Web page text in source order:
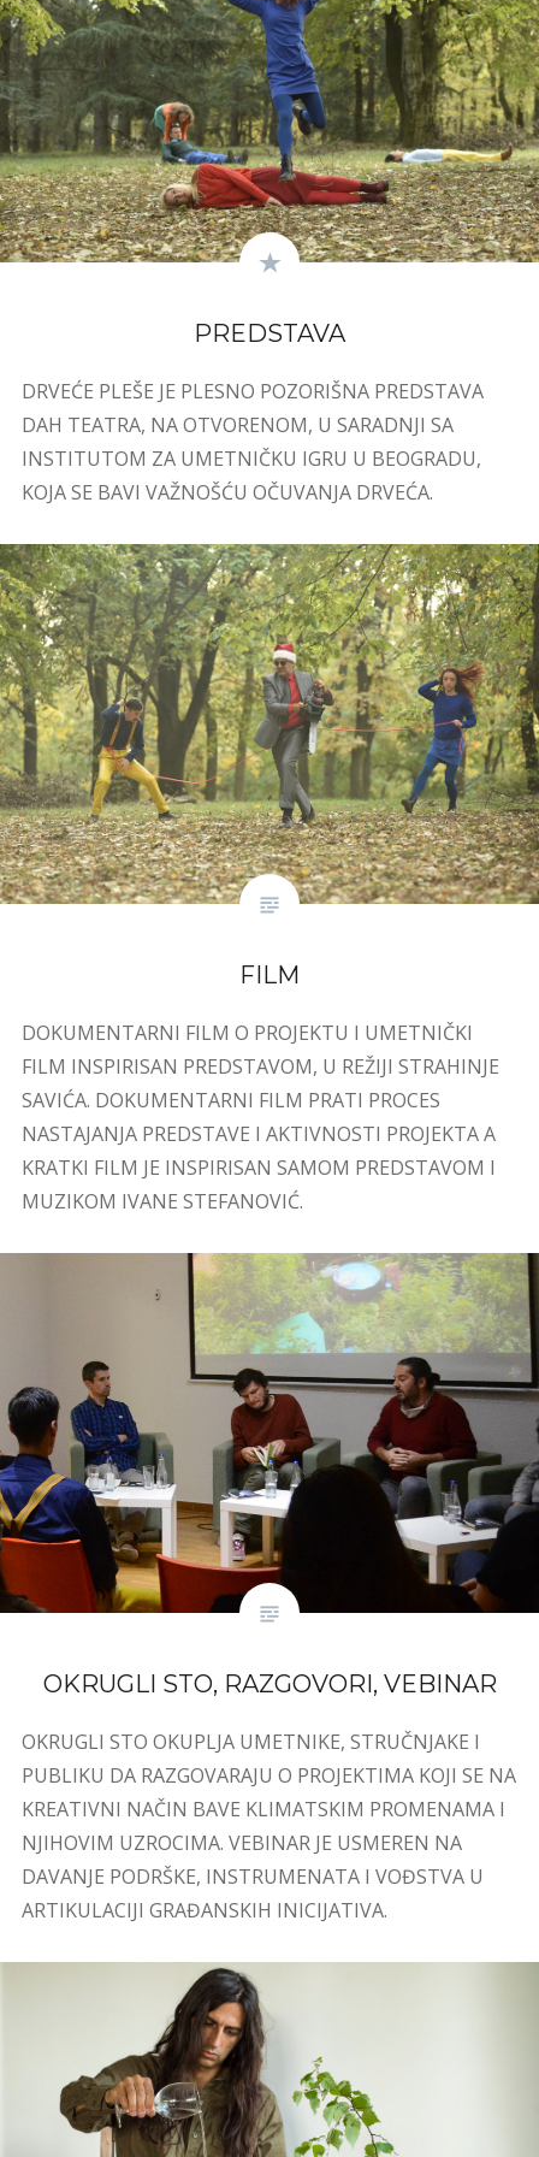
PREDSTAVA
DRVEĆE PLEŠE JE PLESNO POZORIŠNA PREDSTAVA
DAH TEATRA, NA OTVORENOM, U SARADNJI SA
INSTITUTOM ZA UMETNIČKU IGRU U BEOGRADU,
KOJA SE BAVI VAŽNOŠĆU OČUVANJA DRVEĆA.
FILM
DOKUMENTARNI FILM O PROJEKTU I UMETNIČKI
FILM INSPIRISAN PREDSTAVOM, U REŽIJI STRAHINJE
SAVIĆA. DOKUMENTARNI FILM PRATI PROCES
NASTAJANJA PREDSTAVE I AKTIVNOSTI PROJEKTA A
KRATKI FILM JE INSPIRISAN SAMOM PREDSTAVOM I
MUZIKOM IVANE STEFANOVIĆ.
OKRUGLI STO, RAZGOVORI, VEBINAR
OKRUGLI STO OKUPLJA UMETNIKE, STRUČNJAKE I
PUBLIKU DA RAZGOVARAJU O PROJEKTIMA KOJI SE NA
KREATIVNI NAČIN BAVE KLIMATSKIM PROMENAMA I
NJIHOVIM UZROCIMA. VEBINAR JE USMEREN NA
DAVANJE PODRŠKE, INSTRUMENATA I VOĐSTVA U
ARTIKULACIJI GRAĐANSKIH INICIJATIVA.